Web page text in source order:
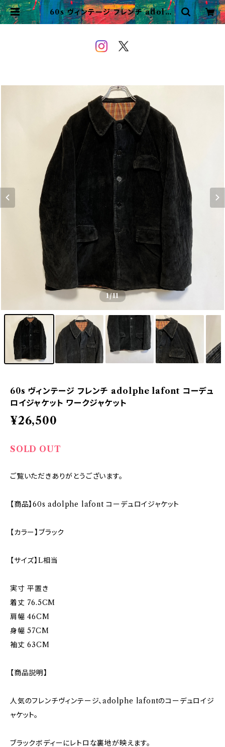
60s ヴィンテージ フレンチ adolph
e lafont コーデュロイジャケット ワ
1/11
60s ヴィンテージ フレンチ adolphe lafont コーデュ
ロイジャケット ワークジャケット
¥26,500
SOLD OUT
ご覧いただきありがとうございます。
【商品】60s adolphe lafont コーデュロイジャケット
【カラー】ブラック
【サイズ】L相当
実寸 平置き
着丈 76.5CM
肩幅 46CM
身幅 57CM
袖丈 63CM
【商品説明】
人気のフレンチヴィンテージ、adolphe lafontのコーデュロイジ
ャケット。
ブラックボディーにレトロな裏地が映えます。